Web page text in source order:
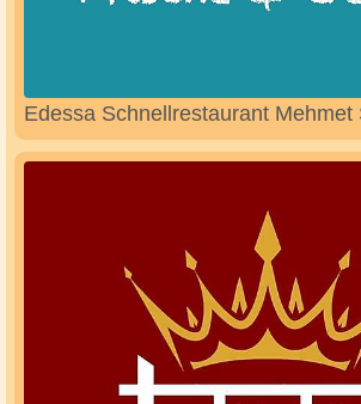
Edessa Schnellrestaurant Mehmet